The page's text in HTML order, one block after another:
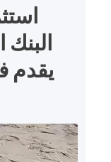
يقدم